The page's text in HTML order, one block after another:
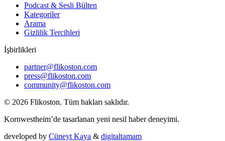
Podcast & Sesli Bülten
Kategoriler
Arama
Gizlilik Tercihleri
İşbirlikleri
partner@flikoston.com
press@flikoston.com
community@flikoston.com
© 2026 Flikoston. Tüm hakları saklıdır.
Kornwestheim’de tasarlanan yeni nesil haber deneyimi.
developed by Cüneyt Kaya & digitaltamam